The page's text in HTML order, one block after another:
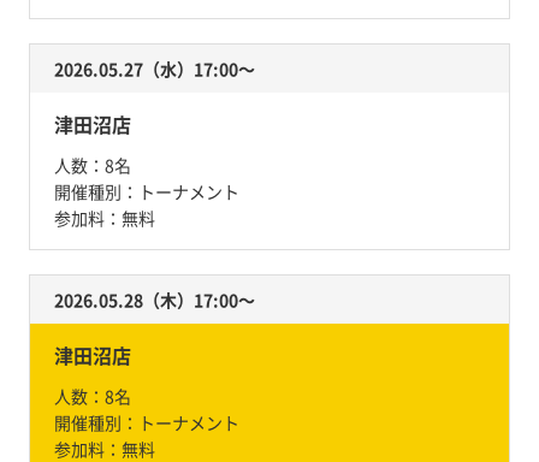
2026.05.27（水）17:00〜
津田沼店
人数： 8名
開催種別： トーナメント
参加料： 無料
2026.05.28（木）17:00〜
津田沼店
人数： 8名
開催種別： トーナメント
参加料： 無料